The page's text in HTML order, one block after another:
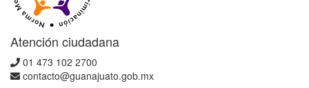
Atención ciudadana
01 473 102 2700
contacto@guanajuato.gob.mx